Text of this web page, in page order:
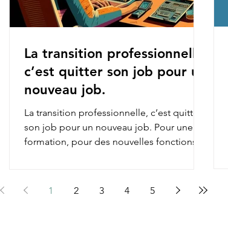
La transition professionnelle,
c’est quitter son job pour un
nouveau job.
La transition professionnelle, c’est quitter
son job pour un nouveau job. Pour une
formation, pour des nouvelles fonctions,
1 2 3 4 5